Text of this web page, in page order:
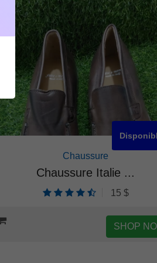
Chaussure
Chaussure Italie ...
15 $
SHOP